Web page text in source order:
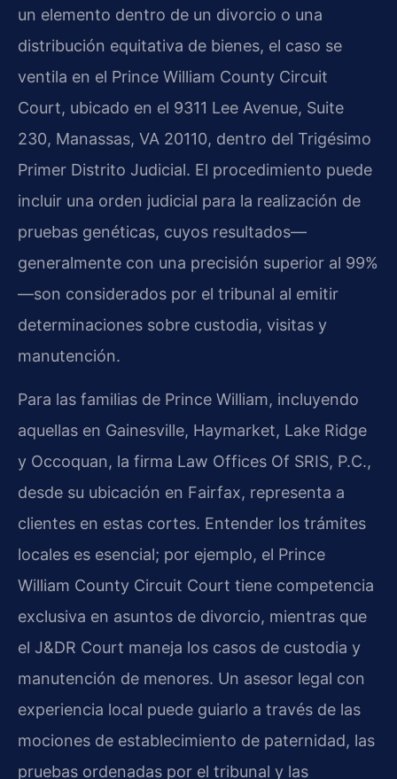
un elemento dentro de un divorcio o una
distribución equitativa de bienes, el caso se
ventila en el Prince William County Circuit
Court, ubicado en el 9311 Lee Avenue, Suite
230, Manassas, VA 20110, dentro del Trigésimo
Primer Distrito Judicial. El procedimiento puede
incluir una orden judicial para la realización de
pruebas genéticas, cuyos resultados—
generalmente con una precisión superior al 99%
—son considerados por el tribunal al emitir
determinaciones sobre custodia, visitas y
manutención.
Para las familias de Prince William, incluyendo
aquellas en Gainesville, Haymarket, Lake Ridge
y Occoquan, la firma Law Offices Of SRIS, P.C.,
desde su ubicación en Fairfax, representa a
clientes en estas cortes. Entender los trámites
locales es esencial; por ejemplo, el Prince
William County Circuit Court tiene competencia
exclusiva en asuntos de divorcio, mientras que
el J&DR Court maneja los casos de custodia y
manutención de menores. Un asesor legal con
experiencia local puede guiarlo a través de las
mociones de establecimiento de paternidad, las
pruebas ordenadas por el tribunal y las